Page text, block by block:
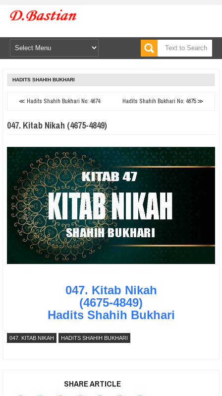
HADITS SHAHIH BUKHARI
≪ Hadits Shahih Bukhari No: 4674 Hadits Shahih Bukhari No: 4675 ≫
047. Kitab Nikah (4675-4849)
047. Kitab Nikah
(4675-4849)
Hadits Shahih Bukhari
047. KITAB NIKAH HADITS SHAHIH BUKHARI
SHARE ARTICLE